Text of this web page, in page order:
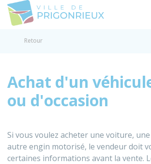
Retour
Achat d'un
ou d'occasion
Si vous voulez acheter une voiture,
autre engin motorisé, le vendeur doit
certaines informations avant la vente.